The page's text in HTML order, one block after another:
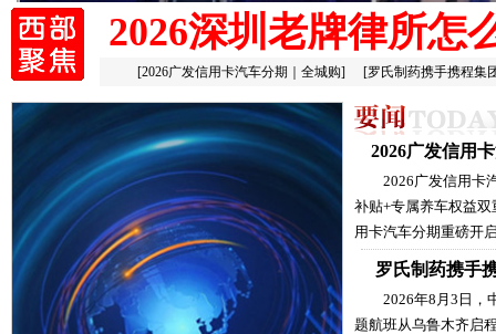
2026深圳老牌律所怎
[2026广发信用卡汽车分期｜全城购] [罗氏制药携手携程集
2026广发信用
2026广发信用卡
补贴+专属养车权益
用卡汽车分期重磅开
罗氏制药携手
2026年8月3日
题航班从乌鲁木齐启